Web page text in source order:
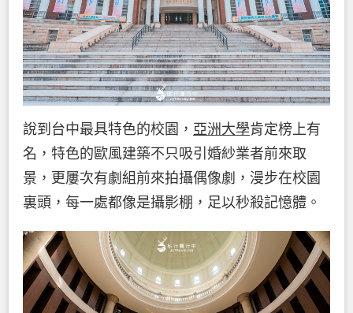
說到台中最具特色的校園， 亞洲大學肯定榜上有
名，特色的歐風建築不只吸引婚紗業者前來取
景，更屢次有劇組前來拍攝偶像劇，漫步在校園
裏頭，每一處都像是攝影棚，足以秒殺記憶體。